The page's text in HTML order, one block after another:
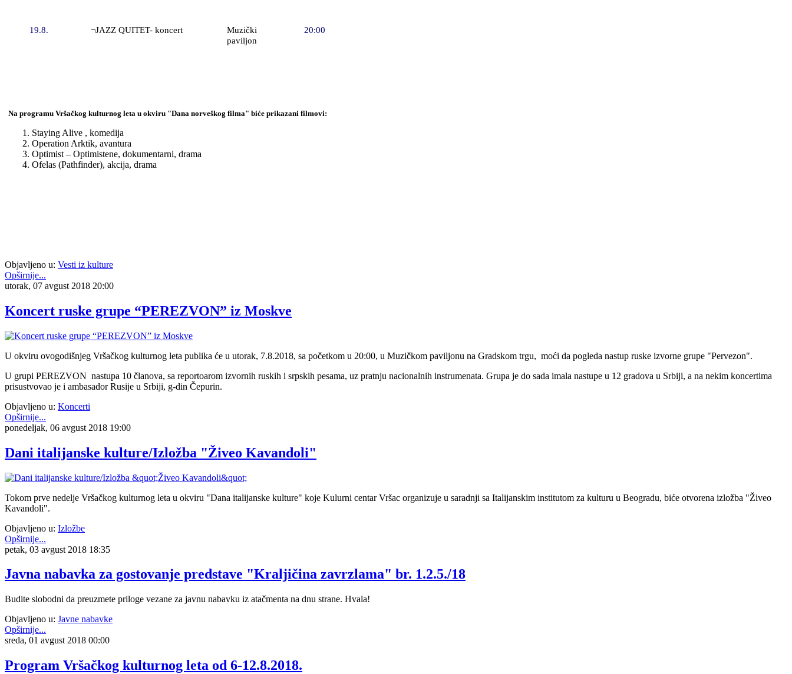
19.8. ¬JAZZ QUITET- koncert
Muzički
paviljon
20:00
Na programu Vršačkog kulturnog leta u okviru "Dana norveškog filma" biće prikazani filmovi:
1. Staying Alive , komedija
2. Operation Arktik, avantura
3. Optimist – Optimistene, dokumentarni, drama
4. Ofelas (Pathfinder), akcija, drama
Objavljeno u: Vesti iz kulture
Opširnije...
utorak, 07 avgust 2018 20:00
Koncert ruske grupe “PEREZVON” iz Moskve
U okviru ovogodišnjeg Vršačkog kulturnog leta publika će u utorak, 7.8.2018, sa početkom u 20:00, u Muzičkom paviljonu na Gradskom trgu, moći da pogleda nastup ruske izvorne grupe "Pervezon".
U grupi PEREZVON nastupa 10 članova, sa reportoarom izvornih ruskih i srpskih pesama, uz pratnju nacionalnih instrumenata. Grupa je do sada imala nastupe u 12 gradova u Srbiji, a na nekim koncertima
prisustvovao je i ambasador Rusije u Srbiji, g-din Čepurin.
Objavljeno u: Koncerti
Opširnije...
ponedeljak, 06 avgust 2018 19:00
Dani italijanske kulture/Izložba "Živeo Kavandoli"
Tokom prve nedelje Vršačkog kulturnog leta u okviru "Dana italijanske kulture" koje Kulurni centar Vršac organizuje u saradnji sa Italijanskim institutom za kulturu u Beogradu, biće otvorena izložba "Živeo
Kavandoli".
Objavljeno u: Izložbe
Opširnije...
petak, 03 avgust 2018 18:35
Javna nabavka za gostovanje predstave "Kraljičina zavrzlama" br. 1.2.5./18
Budite slobodni da preuzmete priloge vezane za javnu nabavku iz atačmenta na dnu strane. Hvala!
Objavljeno u: Javne nabavke
Opširnije...
sreda, 01 avgust 2018 00:00
Program Vršačkog kulturnog leta od 6-12.8.2018.